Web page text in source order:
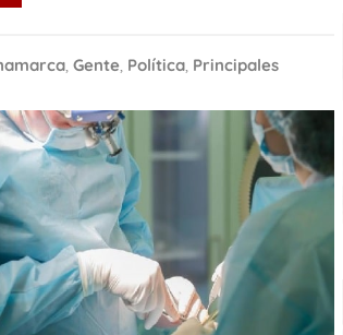
, Gente, Política, Principales